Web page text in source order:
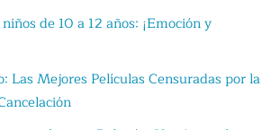
de 10 a 12 años: ¡Emoción y
Las Mejores Películas Censuradas por la